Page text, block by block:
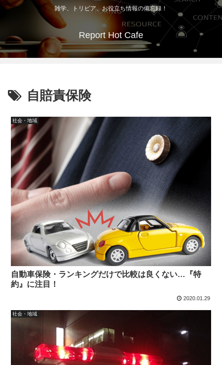
雑学、トリビア、お役立ち情報の備忘録！
Report Hot Cafe
自賠責保険
社会・地域
自動車保険・ランキングだけで比較は良くない…『特
約』に注目！
2020.01.29
社会・地域